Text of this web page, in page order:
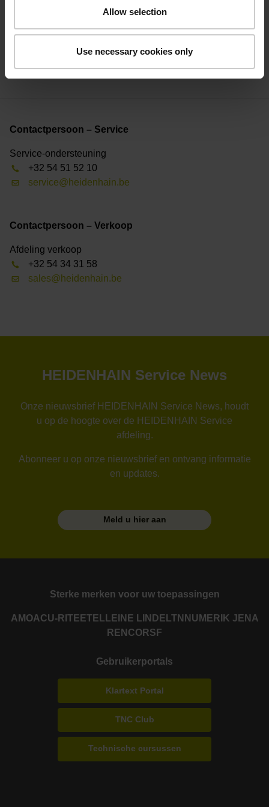
Allow selection
Use necessary cookies only
Of bij internationale aanvragen:
Contactpersoon – Service
Service-ondersteuning
+32 54 51 52 10
service@heidenhain.be
Contactpersoon – Verkoop
Afdeling verkoop
+32 54 34 31 58
sales@heidenhain.be
HEIDENHAIN Service News
Onze nieuwsbrief HEIDENHAIN Service News, houdt
u op de hoogte over de HEIDENHAIN Service
afdeling.
Abonneer u op onze nieuwsbrief en ontvang informatie
en updates.
Meld u hier aan
Sterke merken voor uw toepassingen
AMOACU-RITE ETEL LEINE LINDE LTN NUMERIK JENA
RENCORSF
Gebruikerportals
Klartext Portal
TNC Club
Technische cursussen